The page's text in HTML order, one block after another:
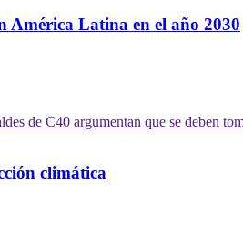
América Latina en el año 2030
climática